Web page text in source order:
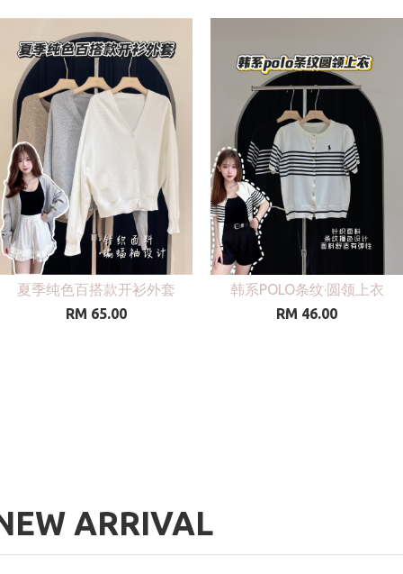
夏季纯色百搭款开衫外套
RM 65.00
韩系POLO条纹·圆领上衣
RM 46.00
ARRIVAL